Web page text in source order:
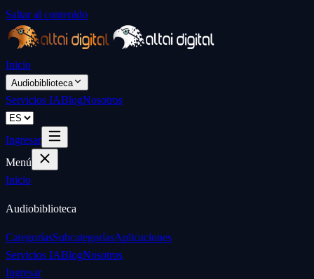
Saltar al contenido
Inicio
Audiobiblioteca
Servicios IABlogNosotros
Ingresar
Menú
Inicio
Audiobiblioteca
CategoríasSubcategoríasAplicaciones
Servicios IABlogNosotros
Ingresar